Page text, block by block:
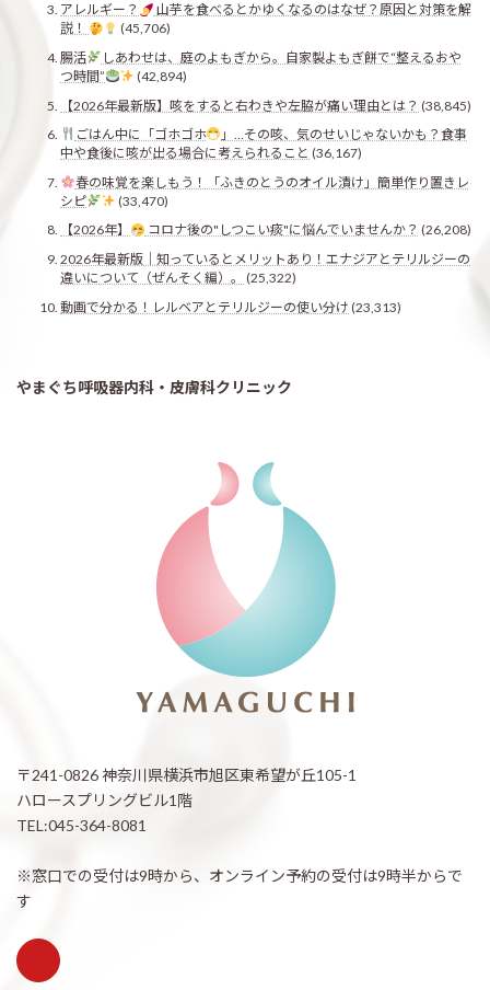
アレルギー？
山芋を食べるとかゆくなるのはなぜ？原因と対策を解
説！
(45,706)
腸活
しあわせは、庭のよもぎから。自家製よもぎ餅で“整えるおや
つ時間”
(42,894)
【2026年最新版】咳をすると右わきや左脇が痛い理由とは？ (38,845)
ごはん中に「ゴホゴホ
」…その咳、気のせいじゃないかも？食事
中や食後に咳が出る場合に考えられること (36,167)
春の味覚を楽しもう！「ふきのとうのオイル漬け」簡単作り置きレ
シピ
(33,470)
【2026年】
コロナ後の"しつこい痰"に悩んでいませんか？ (26,208)
2026年最新版｜知っているとメリットあり！エナジアとテリルジーの
違いについて（ぜんそく編）。
(25,322)
動画で分かる！レルベアとテリルジーの使い分け (23,313)
やまぐち呼吸器内科・皮膚科クリニック
〒241-0826 神奈川県横浜市旭区東希望が丘105-1
ハロースプリングビル1階
TEL:045-364-8081
※窓口での受付は9時から、オンライン予約の受付は9時半からで
す